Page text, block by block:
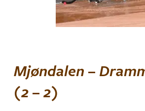
Mjøndalen –
(2 – 2)